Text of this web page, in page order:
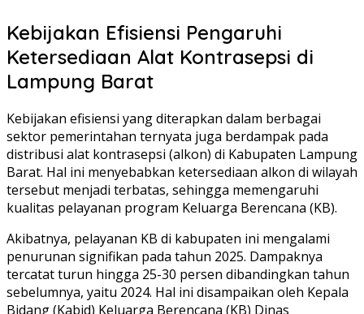
Kebijakan Efisiensi Pengaruhi
Ketersediaan Alat Kontrasepsi di
Lampung Barat
Kebijakan efisiensi yang diterapkan dalam berbagai
sektor pemerintahan ternyata juga berdampak pada
distribusi alat kontrasepsi (alkon) di Kabupaten Lampung
Barat. Hal ini menyebabkan ketersediaan alkon di wilayah
tersebut menjadi terbatas, sehingga memengaruhi
kualitas pelayanan program Keluarga Berencana (KB).
Akibatnya, pelayanan KB di kabupaten ini mengalami
penurunan signifikan pada tahun 2025. Dampaknya
tercatat turun hingga 25-30 persen dibandingkan tahun
sebelumnya, yaitu 2024. Hal ini disampaikan oleh Kepala
Bidang (Kabid) Keluarga Berencana (KB) Dinas